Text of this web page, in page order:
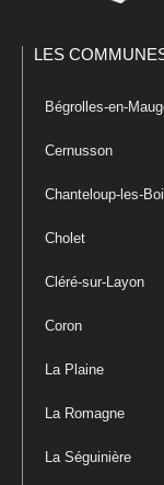
LES
Bégrolles-en-
Cernusson
Chanteloup-les-
Cholet
Cléré-sur-Layon
Coron
La Plaine
La Romagne
La Séguinière